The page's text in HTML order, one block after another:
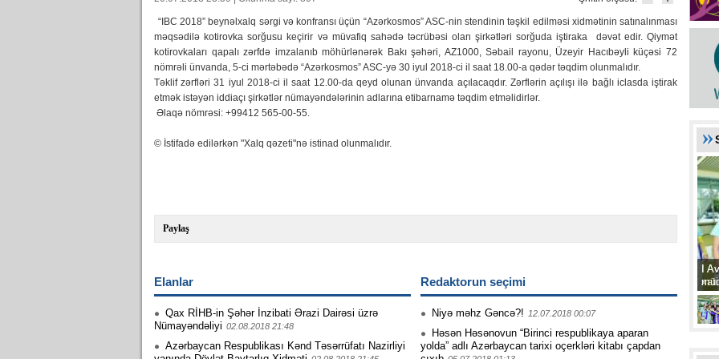
“IBC 2018” beynəlxalq sərgi və konfransı üçün “Azərkosmos” ASC-nin stendinin təşkil edilməsi xidmətinin satınalınması
məqsədilə kotirovka sorğusu keçirir və müvafiq sahədə təcrübəsi olan şirkətləri sorğuda iştiraka dəvət edir. Qiymət
kotirovkaları qapalı zərfdə imzalanıb möhürlənərək Bakı şəhəri, AZ1000, Səbail rayonu, Üzeyir Hacıbəyli küçəsi 72
nömrəli ünvanda, 5-ci mərtəbədə “Azərkosmos” ASC-yə 30 iyul 2018-ci il saat 18.00-a qədər təqdim olunmalıdır.
Təklif zərfləri 31 iyul 2018-ci il saat 12.00-da qeyd olunan ünvanda açılacaqdır. Zərflərin açılışı ilə bağlı iclasda iştirak
etmək istəyən iddiaçı şirkətlər nümayəndələrinin adlarına etibarnamə təqdim etməlidirlər.
Əlaqə nömrəsi: +99412 565-00-55.
© İstifadə edilərkən "Xalq qəzeti"nə istinad olunmalıdır.
Paylaş
Elanlar
Qax RİHB-in Şəhər İnzibati Ərazi Dairəsi üzrə
Nümayəndəliyi 02.08.2018 21:48
Azərbaycan Respublikası Kənd Təsərrüfatı Nazirliyi
Redaktorun seçimi
Niyə məhz Gəncə?! 12.07.2018 00:07
Həsən Həsənovun “Birinci respublikaya aparan
yolda” adlı Azərbaycan tarixi oçerkləri kitabı çapdan
II